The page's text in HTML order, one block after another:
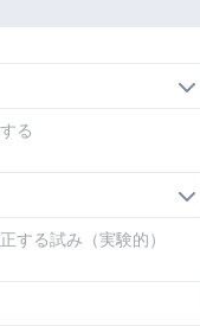
る
する試み（実験的）